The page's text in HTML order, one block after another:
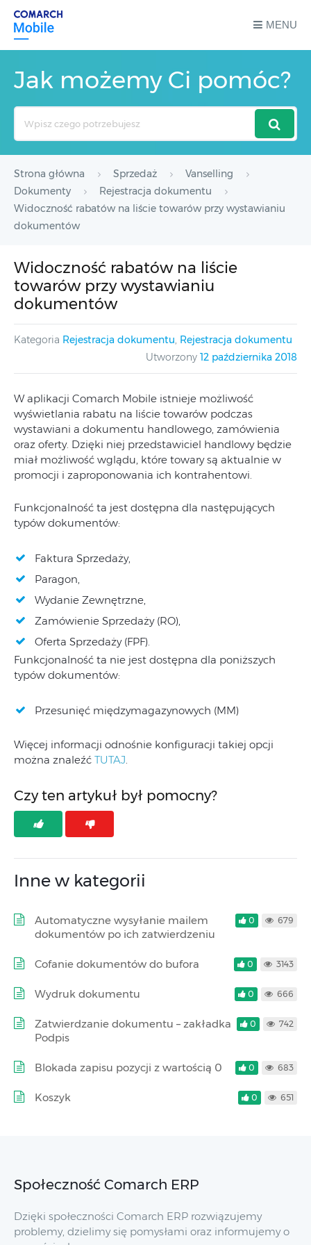
MENU
Jak możemy Ci pomóc?
Strona główna Sprzedaż
Vanselling
Dokumenty
Rejestracja dokumentu
Widoczność rabatów na liście towarów przy wystawianiu
dokumentów
Widoczność rabatów na liście
towarów przy wystawianiu
dokumentów
Kategoria Rejestracja dokumentu, Rejestracja dokumentu
Utworzony 12 października 2018
W aplikacji Comarch Mobile istnieje możliwość
wyświetlania rabatu na liście towarów podczas
wystawiani a dokumentu handlowego, zamówienia
oraz oferty. Dzięki niej przedstawiciel handlowy będzie
miał możliwość wglądu, które towary są aktualnie w
promocji i zaproponowania ich kontrahentowi.
Funkcjonalność ta jest dostępna dla następujących
typów dokumentów:
Faktura Sprzedaży,
Paragon,
Wydanie Zewnętrzne,
Zamówienie Sprzedaży (RO),
Oferta Sprzedaży (FPF).
Funkcjonalność ta nie jest dostępna dla poniższych
typów dokumentów:
Przesunięć międzymagazynowych (MM)
Więcej informacji odnośnie konfiguracji takiej opcji
można znaleźć TUTAJ
Czy ten artykuł był pomocny?
Inne w kategorii
Automatyczne wysyłanie mailem
dokumentów po ich zatwierdzeniu
0 679
Cofanie dokumentów do bufora 0 3143
Wydruk dokumentu 0 666
Zatwierdzanie dokumentu – zakładka
Podpis
0 742
Blokada zapisu pozycji z wartością 0 0 683
Koszyk 0 651
Społeczność Comarch ERP
Dzięki społeczności Comarch ERP rozwiązujemy
problemy, dzielimy się pomysłami oraz informujemy o